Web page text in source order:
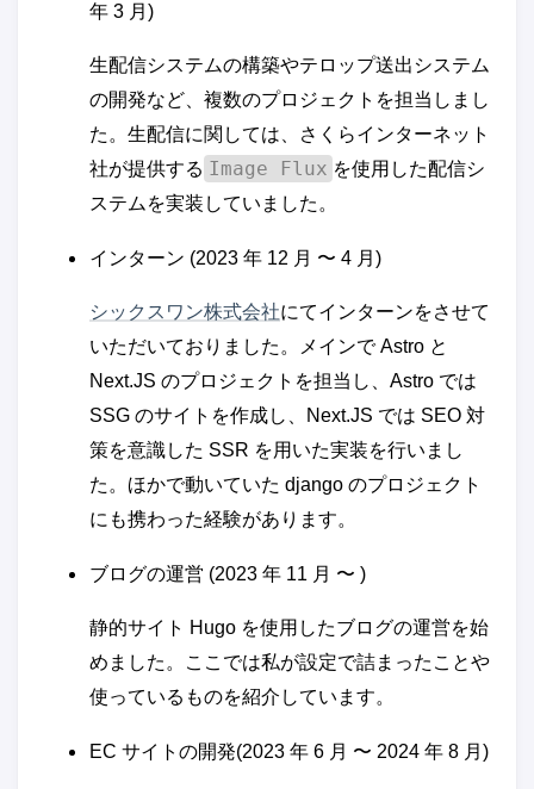
年 3 月)
生配信システムの構築やテロップ送出システム
の開発など、複数のプロジェクトを担当しまし
た。生配信に関しては、さくらインターネット
社が提供する Image Flux を使用した配信シ
ステムを実装していました。
インターン (2023 年 12 月 〜 4 月)
シックスワン株式会社にてインターンをさせて
いただいておりました。メインで Astro と
Next.JS のプロジェクトを担当し、Astro では
SSG のサイトを作成し、Next.JS では SEO 対
策を意識した SSR を用いた実装を行いまし
た。ほかで動いていた django のプロジェクト
にも携わった経験があります。
ブログの運営 (2023 年 11 月 〜 )
静的サイト Hugo を使用したブログの運営を始
めました。ここでは私が設定で詰まったことや
使っているものを紹介しています。
EC サイトの開発(2023 年 6 月 〜 2024 年 8 月)